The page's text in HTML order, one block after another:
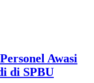
Awasi
di SPBU